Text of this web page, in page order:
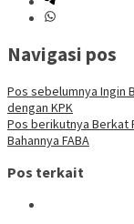
Navigasi pos
Pos sebelumnya Ingin
dengan KPK
Pos berikutnya Berkat
Bahannya FABA
Pos terkait